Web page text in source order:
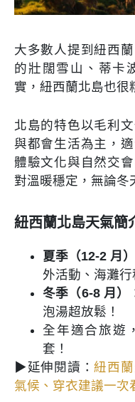
大多數人提到紐西
的壯闊雪山、蒂卡
實，紐西蘭北島也很
北島的特色以毛利
與都會生活為主，
體驗文化與自然交
對溫暖穩定，無論冬
紐西蘭北島天氣簡
夏季（12-2 月）
外活動、海灘行
冬季（6-8 月）
泡湯超放鬆！
全年適合旅遊
套！
▶延伸閱讀：紐西
氣候、穿衣建議一次